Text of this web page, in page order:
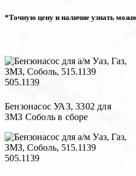
*Точную цену и наличие узнать
Бензонасос УАЗ, 3302 для
ЗМЗ Соболь в сборе